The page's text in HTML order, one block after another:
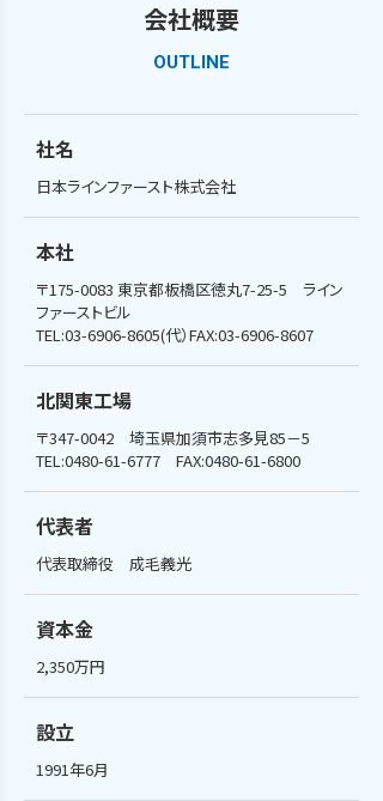
会社概要
OUTLINE
社名
日本ラインファースト株式会社
本社
〒175-0083 東京都板橋区徳丸7-25-5　ライン
ファーストビル
TEL:03-6906-8605(代）FAX:03-6906-8607
北関東工場
〒347-0042　埼玉県加須市志多見85－5
TEL:0480-61-6777　FAX:0480-61-6800
代表者
代表取締役　成毛義光
資本金
2,350万円
設立
1991年6月